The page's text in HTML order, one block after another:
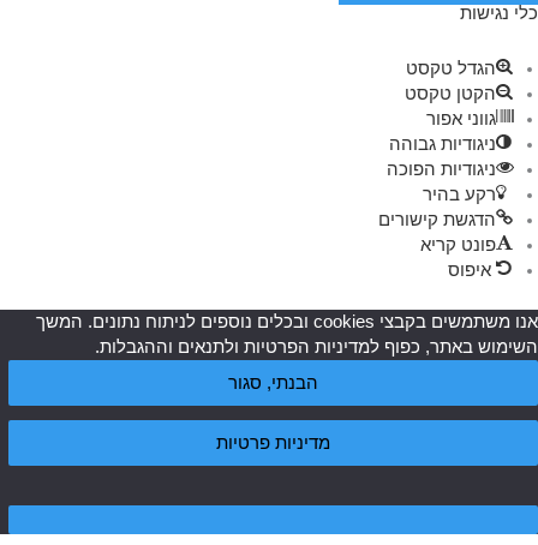
כלי נגישות
הגדל טקסט
הקטן טקסט
גווני אפור
ניגודיות גבוהה
ניגודיות הפוכה
רקע בהיר
הדגשת קישורים
פונט קריא
איפוס
אנו משתמשים בקבצי cookies ובכלים נוספים לניתוח נתונים. המשך
השימוש באתר, כפוף למדיניות הפרטיות ולתנאים וההגבלות.
הבנתי, סגור
מדיניות פרטיות